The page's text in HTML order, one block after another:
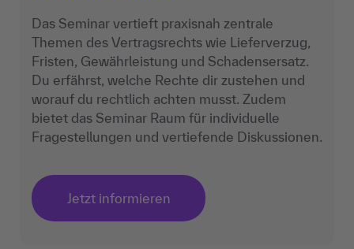
Das Seminar vertieft praxisnah zentrale
Themen des Vertragsrechts wie Lieferverzug,
Fristen, Gewährleistung und Schadensersatz.
Du erfährst, welche Rechte dir zustehen und
worauf du rechtlich achten musst. Zudem
bietet das Seminar Raum für individuelle
Fragestellungen und vertiefende Diskussionen.
Jetzt informieren